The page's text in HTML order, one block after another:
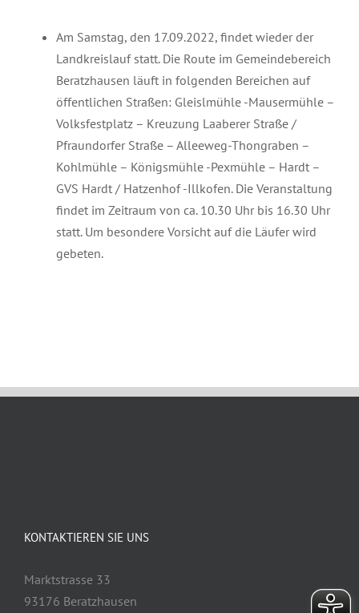
Am Samstag, den 17.09.2022, findet wieder der
Landkreislauf statt. Die Route im Gemeindebereich
Beratzhausen läuft in folgenden Bereichen auf
öffentlichen Straßen: Gleislmühle -Mausermühle –
Volksfestplatz – Kreuzung Laaberer Straße /
Pfraundorfer Straße – Alleeweg-Thongraben –
Kohlmühle – Königsmühle -Pexmühle – Hardt –
GVS Hardt / Hatzenhof -Illkofen. Die Veranstaltung
findet im Zeitraum von ca. 10.30 Uhr bis 16.30 Uhr
statt. Um besondere Vorsicht auf die Läufer wird
gebeten.
KONTAKTIEREN SIE UNS
Marktstrasse 33
93176 Beratzhausen